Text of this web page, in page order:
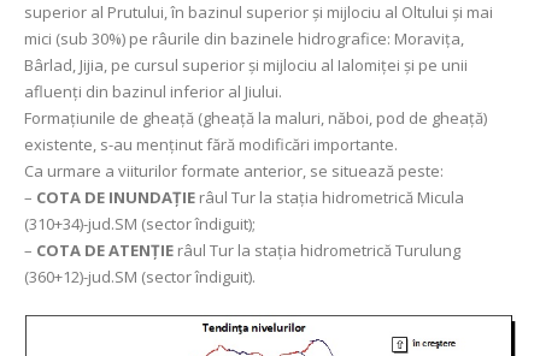
superior al Prutului, în bazinul superior și mijlociu al Oltului şi mai
mici (sub 30%) pe râurile din bazinele hidrografice: Moravița,
Bârlad, Jijia, pe cursul superior și mijlociu al Ialomiței și pe unii
afluenți din bazinul inferior al Jiului.
Formațiunile de gheață (gheață la maluri, năboi, pod de gheață)
existente, s-au menținut fără modificări importante.
Ca urmare a viiturilor formate anterior, se situează peste:
– COTA DE INUNDAȚIE râul Tur la stația hidrometrică Micula
(310+34)-jud.SM (sector îndiguit);
– COTA DE ATENȚIE râul Tur la stația hidrometrică Turulung
(360+12)-jud.SM (sector îndiguit).